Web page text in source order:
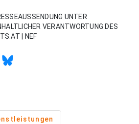
UNTER
VERANTWORTUNG DES
| NEF